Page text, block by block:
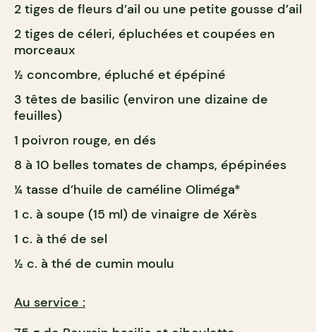
2 tiges de fleurs d’ail ou une petite gousse d’ail
2 tiges de céleri, épluchées et coupées en
morceaux
½ concombre, épluché et épépiné
3 têtes de basilic (environ une dizaine de
feuilles)
1 poivron rouge, en dés
8 à 10 belles tomates de champs, épépinées
¼ tasse d’huile de caméline Oliméga*
1 c. à soupe (15 ml) de vinaigre de Xérès
1 c. à thé de sel
½ c. à thé de cumin moulu
Au service :